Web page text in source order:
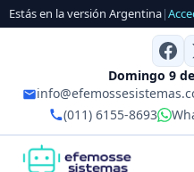
Estás en la versión Argentina|
Domingo 9
(011) 6155-8693